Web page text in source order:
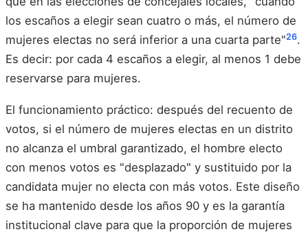
los escaños a elegir sean cuatro o más, el número de
mujeres electas no será inferior a una cuarta parte"26.
Es decir: por cada 4 escaños a elegir, al menos 1 debe
reservarse para mujeres.
El funcionamiento práctico: después del recuento de
votos, si el número de mujeres electas en un distrito
no alcanza el umbral garantizado, el hombre electo
con menos votos es "desplazado" y sustituido por la
candidata mujer no electa con más votos. Este diseño
se ha mantenido desde los años 90 y es la garantía
institucional clave para que la proporción de mujeres